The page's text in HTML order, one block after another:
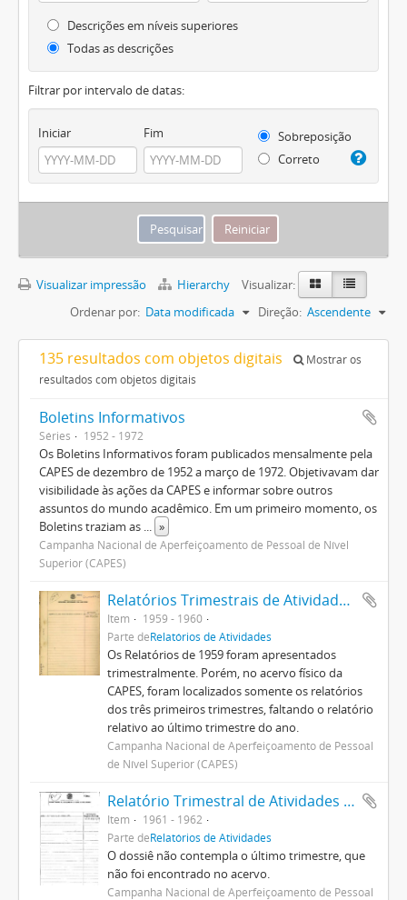
Descrições em níveis superiores
Todas as descrições
Filtrar por intervalo de datas:
Iniciar Fim
Sobreposição
Correto
Visualizar impressão Hierarchy
Visualizar:
Ordenar por: Data modificada Direção: Ascendente
135 resultados com objetos digitais
Mostrar os
resultados com objetos digitais
Boletins Informativos
Séries 1952 - 1972
Os Boletins Informativos foram publicados mensalmente pela
CAPES de dezembro de 1952 a março de 1972. Objetivavam dar
visibilidade às ações da CAPES e informar sobre outros
assuntos do mundo acadêmico. Em um primeiro momento, os
Boletins traziam as ... »
Campanha Nacional de Aperfeiçoamento de Pessoal de Nível
Superior (CAPES)
Relatórios Trimestrais de Atividades 1959
Item
1959 - 1960
Parte deRelatórios de Atividades
Os Relatórios de 1959 foram apresentados
trimestralmente. Porém, no acervo físico da
CAPES, foram localizados somente os relatórios
dos três primeiros trimestres, faltando o relatório
relativo ao último trimestre do ano.
Campanha Nacional de Aperfeiçoamento de Pessoal
de Nível Superior (CAPES)
Relatório Trimestral de Atividades 1961
Item
1961 - 1962
Parte deRelatórios de Atividades
O dossiê não contempla o último trimestre, que
não foi encontrado no acervo.
Campanha Nacional de Aperfeiçoamento de Pessoal